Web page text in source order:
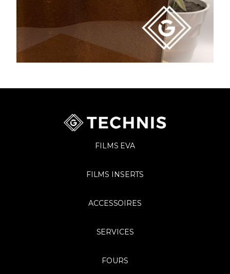
FILMS EVA
FILMS INSERTS
ACCESSOIRES
SERVICES
FOURS